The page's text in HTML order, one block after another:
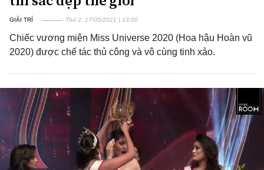
GIẢI TRÍ Thứ 2, 17/05/2021 | 13:00
Chiếc vương miện Miss Universe 2020 (Hoa hậu Hoàn vũ
2020) được chế tác thủ công và vô cùng tinh xảo.